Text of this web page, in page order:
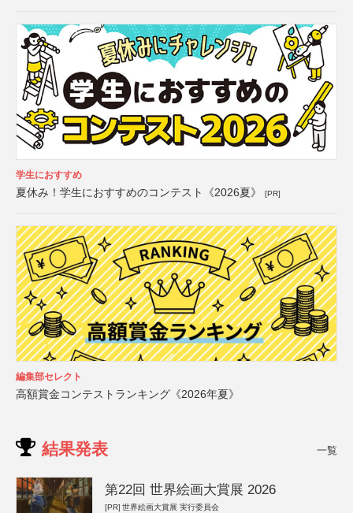
学生におすすめ
夏休み！学生におすすめのコンテスト《2026夏》 [PR]
編集部セレクト
高額賞金コンテストランキング《2026年夏》
結果発表 一覧
第22回 世界絵画大賞展 2026
[PR] 世界絵画大賞展 実行委員会